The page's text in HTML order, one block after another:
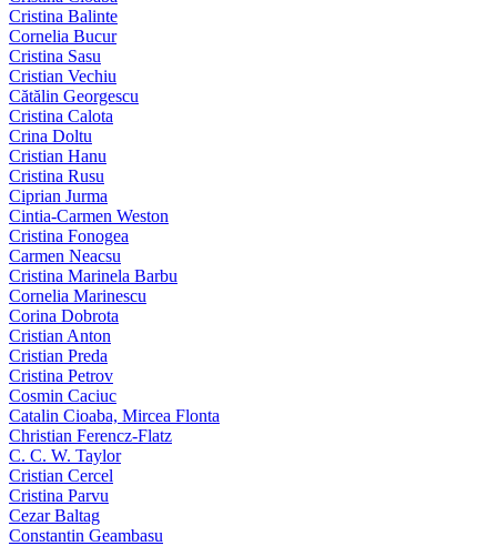
Cristina Balinte
Cornelia Bucur
Cristina Sasu
Cristian Vechiu
Cătălin Georgescu
Cristina Calota
Crina Doltu
Cristian Hanu
Cristina Rusu
Ciprian Jurma
Cintia-Carmen Weston
Cristina Fonogea
Carmen Neacsu
Cristina Marinela Barbu
Cornelia Marinescu
Corina Dobrota
Cristian Anton
Cristian Preda
Cristina Petrov
Cosmin Caciuc
Catalin Cioaba, Mircea Flonta
Christian Ferencz-Flatz
C. C. W. Taylor
Cristian Cercel
Cristina Parvu
Cezar Baltag
Constantin Geambasu